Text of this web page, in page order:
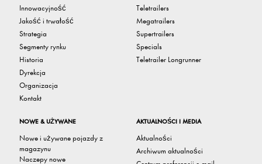
Innowacyjność
Jakość i trwałość
Strategia
Segmenty rynku
Historia
Dyrekcja
Organizacja
Kontakt
Teletrailers
Megatrailers
Supertrailers
Specials
Teletrailer Longrunner
NOWE & UŻYWANE
Nowe i używane pojazdy z
magazynu
Naczepy nowe
AKTUALNOŚCI I MEDIA
Aktualności
Archiwum aktualności